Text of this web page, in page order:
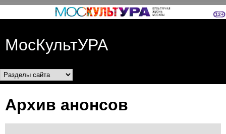
Перейти к основному
МосКультУРА
Разделы сайта
Архив анонсов